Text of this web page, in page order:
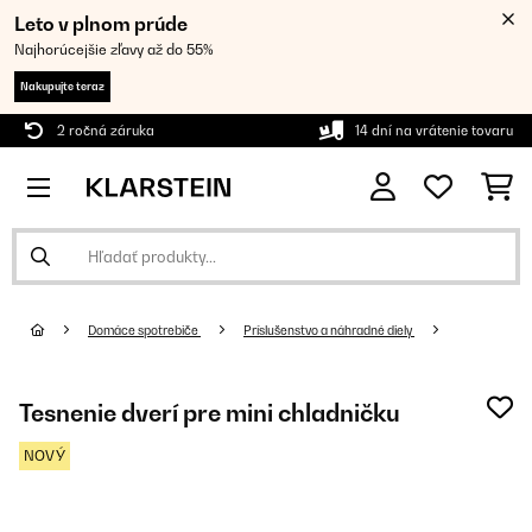
Leto v plnom prúde
Najhorúcejšie zľavy až do 55%
Nakupujte teraz
2 ročná záruka 14 dní na vrátenie tovaru
Domáce spotrebiče Príslušenstvo a náhradné diely
Tesnenie dverí pre mini chladničku
NOVÝ